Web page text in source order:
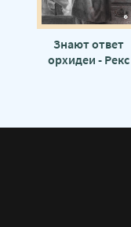
Знают ответ
орхидеи - Рекс